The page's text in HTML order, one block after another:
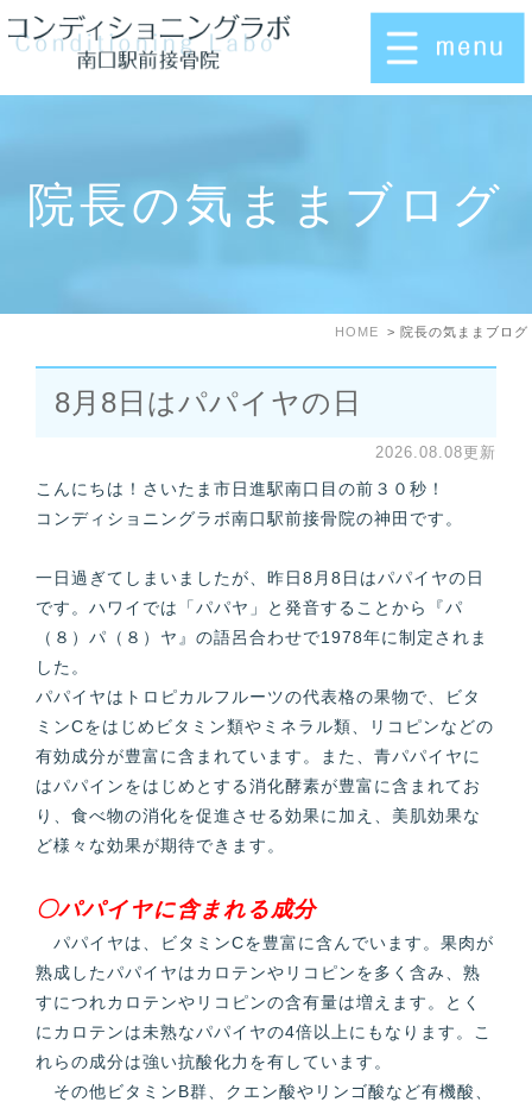
院長の気ままブログ
HOME 院長の気ままブログ
8月8日はパパイヤの日
2026.08.08更新
こんにちは！さいたま市日進駅南口目の前３０秒！
コンディショニングラボ南口駅前接骨院の神田です。
一日過ぎてしまいましたが、昨日8月8日はパパイヤの日
です。ハワイでは「パパヤ」と発音することから『パ
（８）パ（８）ヤ』の語呂合わせで1978年に制定されま
した。
パパイヤはトロピカルフルーツの代表格の果物で、ビタ
ミンCをはじめビタミン類やミネラル類、リコピンなどの
有効成分が豊富に含まれています。また、青パパイヤに
はパパインをはじめとする消化酵素が豊富に含まれてお
り、食べ物の消化を促進させる効果に加え、美肌効果な
ど様々な効果が期待できます。
〇パパイヤに含まれる成分
パパイヤは、ビタミンCを豊富に含んでいます。果肉が
熟成したパパイヤはカロテンやリコピンを多く含み、熟
すにつれカロテンやリコピンの含有量は増えます。とく
にカロテンは未熟なパパイヤの4倍以上にもなります。こ
れらの成分は強い抗酸化力を有しています。
その他ビタミンB群、クエン酸やリンゴ酸など有機酸、